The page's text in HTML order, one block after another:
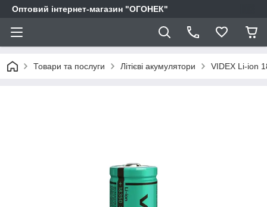
Оптовий інтернет-магазин "ОГОНЕК"
Товари та послуги Літієві акумулятори VIDEX Li-ion